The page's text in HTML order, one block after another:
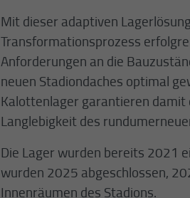
Mit dieser adaptiven
Transformationsprozess
Anforderungen an die
neuen Stadiondaches optimal
Kalottenlager garantieren
Langlebigkeit des
Die Lager wurden bereits 2021
wurden 2025 abgeschlossen,
Innenräumen des Stadions.